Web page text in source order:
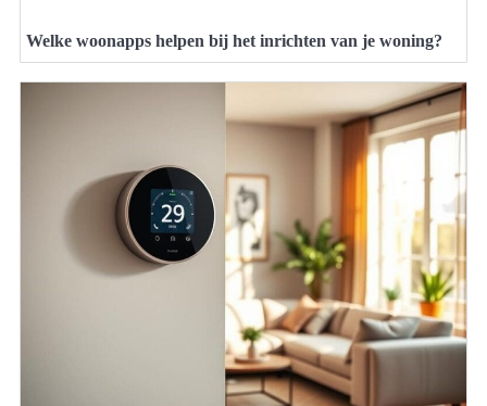
Welke woonapps helpen bij het inrichten van je woning?